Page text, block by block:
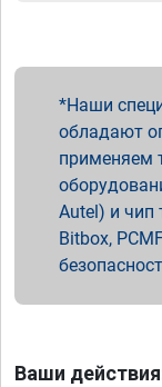
Наши
обладают
применяем
Autel) и чип
Bitbox,
Ваши